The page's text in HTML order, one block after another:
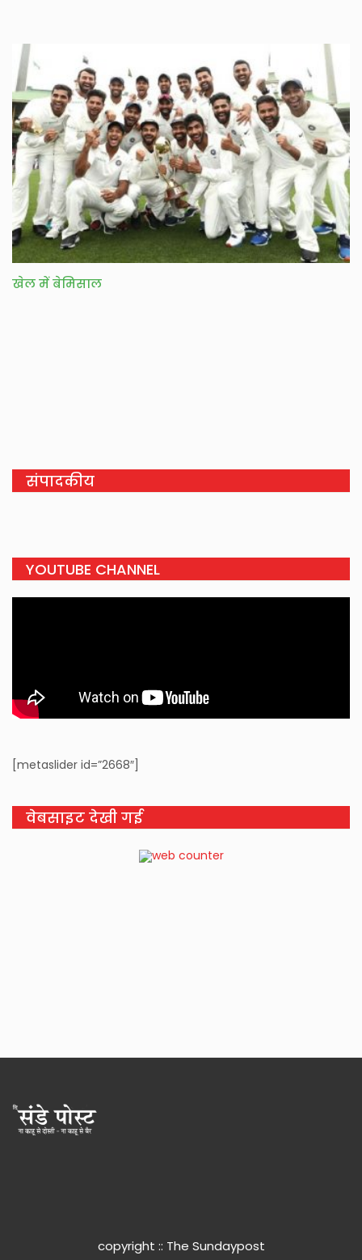
खेल में बेमिसाल
संपादकीय
YOUTUBE CHANNEL
[metaslider id=”2668″]
वेबसाइट देखी गई
copyright :: The Sundaypost